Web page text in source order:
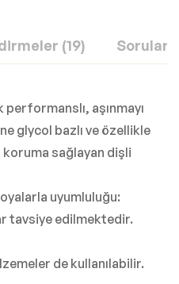
(19) Sorular
aşınmayı
glycol bazlı ve özellikle
sağlayan dişli
uyumluluğu:
tavsiye edilmektedir.
de kullanılabilir.